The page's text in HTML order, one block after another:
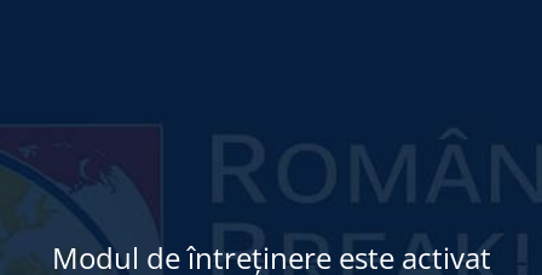
Modul de întreținere este activat